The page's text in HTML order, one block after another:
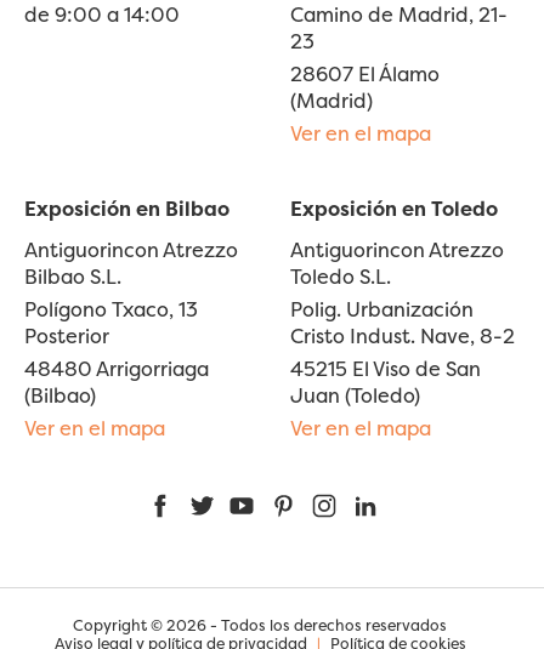
de 9:00 a 14:00
Camino de Madrid, 21-
23
28607 El Álamo
(Madrid)
Ver en el mapa
Exposición en Bilbao
Antiguorincon Atrezzo
Bilbao S.L.
Polígono Txaco, 13
Posterior
48480 Arrigorriaga
(Bilbao)
Ver en el mapa
Exposición en Toledo
Antiguorincon Atrezzo
Toledo S.L.
Polig. Urbanización
Cristo Indust. Nave, 8-2
45215 El Viso de San
Juan (Toledo)
Ver en el mapa
FacebookTwitterYouTubePinterestInstagram
Copyright © 2026 - Todos los derechos reservados
Aviso legal y política de privacidad | Política de cookies